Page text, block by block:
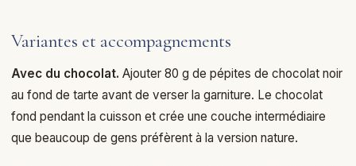
Variantes et accompagnements
Avec du chocolat. Ajouter 80 g de pépites de chocolat noir
au fond de tarte avant de verser la garniture. Le chocolat
fond pendant la cuisson et crée une couche intermédiaire
que beaucoup de gens préfèrent à la version nature.